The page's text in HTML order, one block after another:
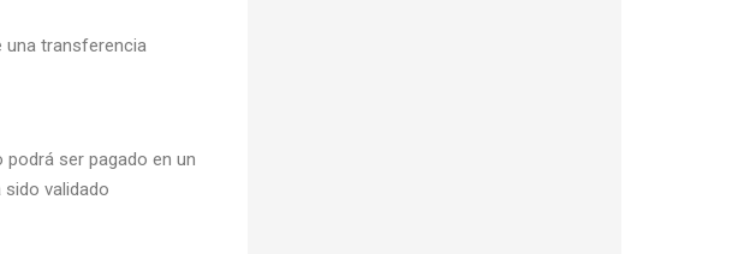
una transferencia
podrá ser pagado en un
validado